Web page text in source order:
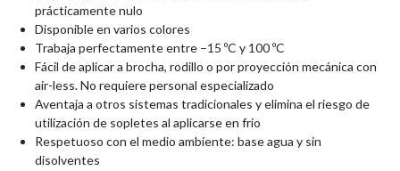
prácticamente nulo
Disponible en varios colores
Trabaja perfectamente entre –15 ºC y 100 ºC
Fácil de aplicar a brocha, rodillo o por proyección mecánica con
air-less. No requiere personal especializado
Aventaja a otros sistemas tradicionales y elimina el riesgo de
utilización de sopletes al aplicarse en frío
Respetuoso con el medio ambiente: base agua y sin
disolventes